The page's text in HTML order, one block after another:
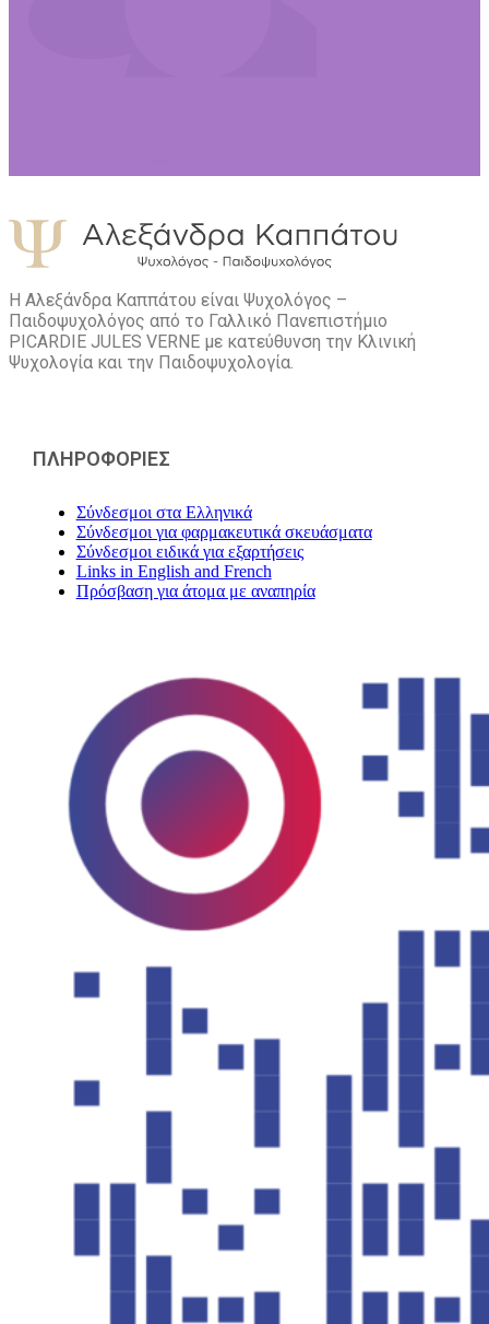
Η Αλεξάνδρα Καππάτου είναι Ψυχολόγος –
Παιδοψυχολόγος από το Γαλλικό Πανεπιστήμιο
PICARDIE JULES VERNE με κατεύθυνση την Kλινική
Ψυχολογία και την Παιδοψυχολογία.
ΠΛΗΡΟΦΟΡΙΕΣ
Σύνδεσμοι στα Ελληνικά
Σύνδεσμοι για φαρμακευτικά σκευάσματα
Σύνδεσμοι ειδικά για εξαρτήσεις
Links in English and French
Πρόσβαση για άτομα με αναπηρία